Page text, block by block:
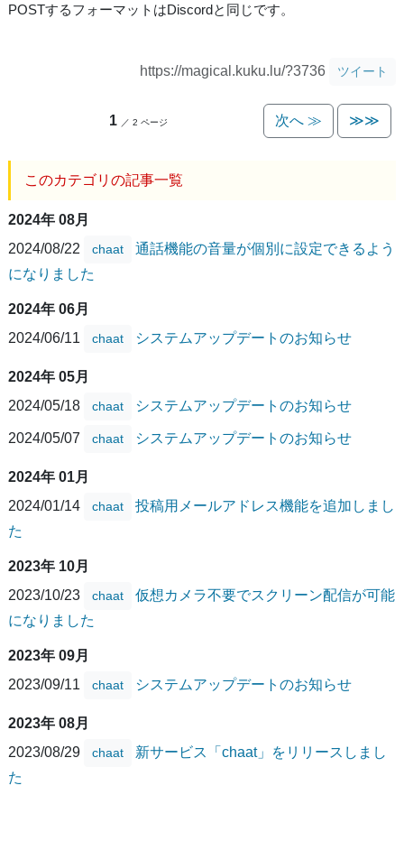
POSTするフォーマットはDiscordと同じです。
https://magical.kuku.lu/?3736 ツイート
1 ／ 2 ページ 次へ ≫ ≫≫
このカテゴリの記事一覧
2024年 08月
2024/08/22
chaat
通話機能の音量が個別に設定できるよう
になりました
2024年 06月
2024/06/11
chaat システムアップデートのお知らせ
2024年 05月
2024/05/18
chaat システムアップデートのお知らせ
2024/05/07 chaat システムアップデートのお知らせ
2024年 01月
2024/01/14
chaat
投稿用メールアドレス機能を追加しまし
た
2023年 10月
2023/10/23
chaat
仮想カメラ不要でスクリーン配信が可能
になりました
2023年 09月
2023/09/11
chaat システムアップデートのお知らせ
2023年 08月
2023/08/29
chaat
新サービス「chaat」をリリースしまし
た